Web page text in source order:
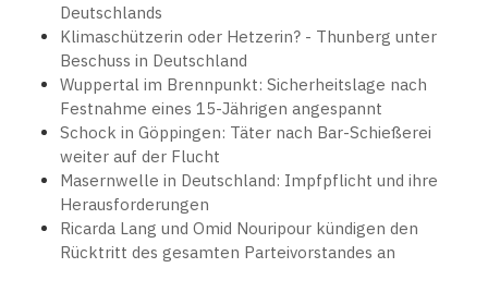
Deutschlands
Klimaschützerin oder Hetzerin? - Thunberg unter
Beschuss in Deutschland
Wuppertal im Brennpunkt: Sicherheitslage nach
Festnahme eines 15-Jährigen angespannt
Schock in Göppingen: Täter nach Bar-Schießerei
weiter auf der Flucht
Masernwelle in Deutschland: Impfpflicht und ihre
Herausforderungen
Ricarda Lang und Omid Nouripour kündigen den
Rücktritt des gesamten Parteivorstandes an